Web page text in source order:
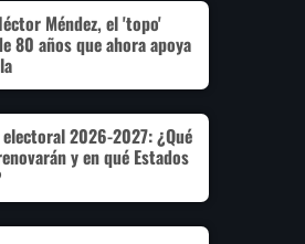
Méndez, el 'topo'
80 años que ahora apoya
2026-2027: ¿Qué
y en qué Estados